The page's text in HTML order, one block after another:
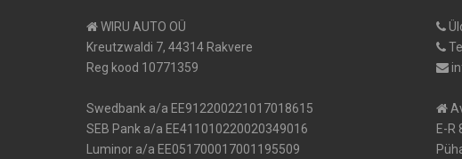
WIRU AUTO OÜ
Kreutzwaldi 7, 44314 Rakvere
Reg kood 10771359
Swedbank a/a EE912200221017018615
SEB Pank a/a EE411010220020349016
Luminor a/a EE051700017001195509
E-R